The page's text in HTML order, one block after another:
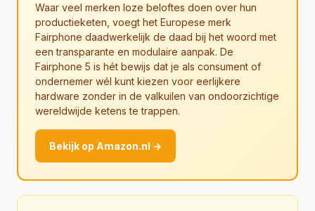
Waar veel merken loze beloftes doen over hun
productieketen, voegt het Europese merk
Fairphone daadwerkelijk de daad bij het woord met
een transparante en modulaire aanpak. De
Fairphone 5 is hét bewijs dat je als consument of
ondernemer wél kunt kiezen voor eerlijkere
hardware zonder in de valkuilen van ondoorzichtige
wereldwijde ketens te trappen.
Bekijk op Amazon.nl →